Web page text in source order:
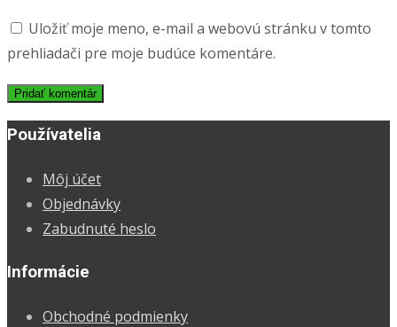
Uložiť moje meno, e-mail a webovú stránku v tomto
prehliadači pre moje budúce komentáre.
Používatelia
Môj účet
Objednávky
Zabudnuté heslo
Informácie
Obchodné podmienky